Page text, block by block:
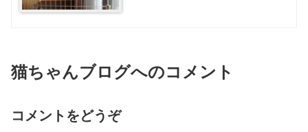
猫ちゃんブログへのコメント
コメントをどうぞ